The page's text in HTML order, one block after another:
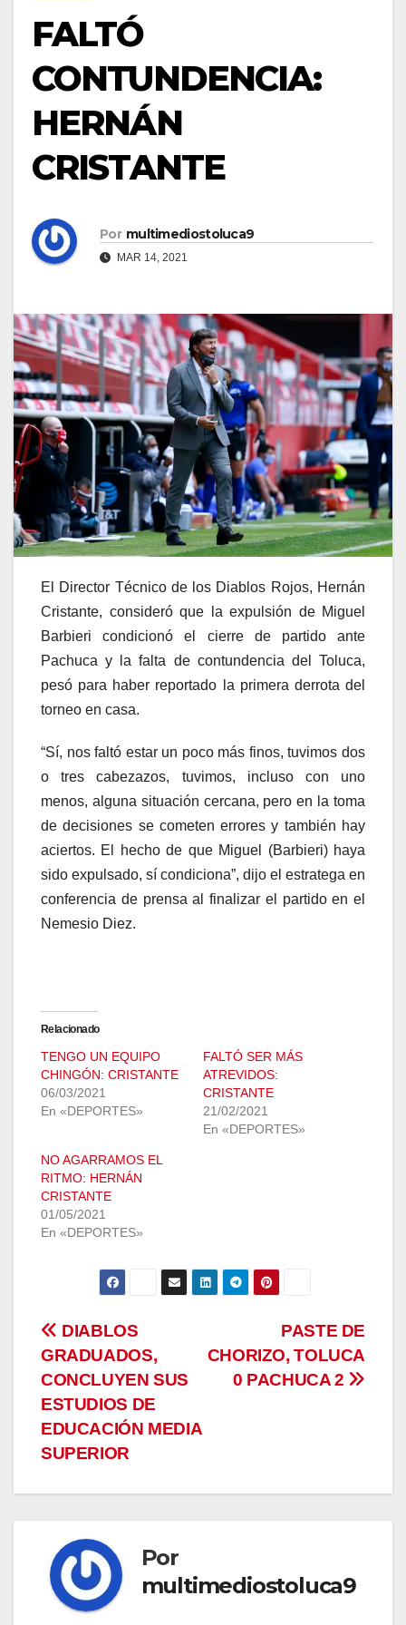
FALTÓ
CONTUNDENCIA:
HERNÁN
CRISTANTE
Por multimediostoluca9
MAR 14, 2021
El Director Técnico de los Diablos Rojos, Hernán
Cristante, consideró que la expulsión de Miguel
Barbieri condicionó el cierre de partido ante
Pachuca y la falta de contundencia del Toluca,
pesó para haber reportado la primera derrota del
torneo en casa.
“Sí, nos faltó estar un poco más finos, tuvimos dos
o tres cabezazos, tuvimos, incluso con uno
menos, alguna situación cercana, pero en la toma
de decisiones se cometen errores y también hay
aciertos. El hecho de que Miguel (Barbieri) haya
sido expulsado, sí condiciona”, dijo el estratega en
conferencia de prensa al finalizar el partido en el
Nemesio Diez.
Relacionado
TENGO UN EQUIPO
CHINGÓN: CRISTANTE
06/03/2021
En «DEPORTES»
FALTÓ SER MÁS
ATREVIDOS:
CRISTANTE
21/02/2021
En «DEPORTES»
NO AGARRAMOS EL
RITMO: HERNÁN
CRISTANTE
01/05/2021
En «DEPORTES»
Navegación
de
entradas
PASTE DE
CHORIZO, TOLUCA
0 PACHUCA 2
DIABLOS
GRADUADOS,
CONCLUYEN SUS
ESTUDIOS DE
EDUCACIÓN MEDIA
SUPERIOR
Por
multimediostoluca9